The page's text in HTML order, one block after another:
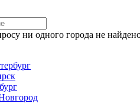
ни одного города не